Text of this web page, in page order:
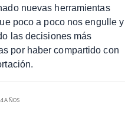
nuevas herramientas
poco a poco nos engulle y
las decisiones más
por haber compartido con
AÑOS